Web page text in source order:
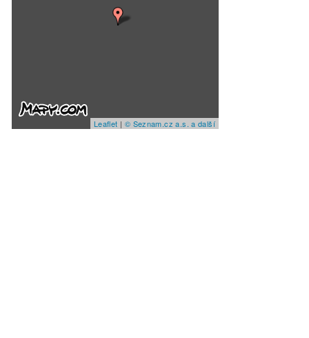
Leaflet | © Seznam.cz a.s. a další